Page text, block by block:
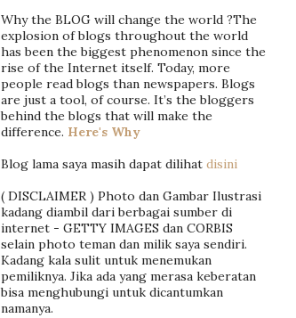
Why the BLOG will change the world ?The
explosion of blogs throughout the world
has been the biggest phenomenon since the
rise of the Internet itself. Today, more
people read blogs than newspapers. Blogs
are just a tool, of course. It’s the bloggers
behind the blogs that will make the
difference. Here's Why
Blog lama saya masih dapat dilihat disini
( DISCLAIMER ) Photo dan Gambar Ilustrasi
kadang diambil dari berbagai sumber di
internet - GETTY IMAGES dan CORBIS
selain photo teman dan milik saya sendiri.
Kadang kala sulit untuk menemukan
pemiliknya. Jika ada yang merasa keberatan
bisa menghubungi untuk dicantumkan
namanya.